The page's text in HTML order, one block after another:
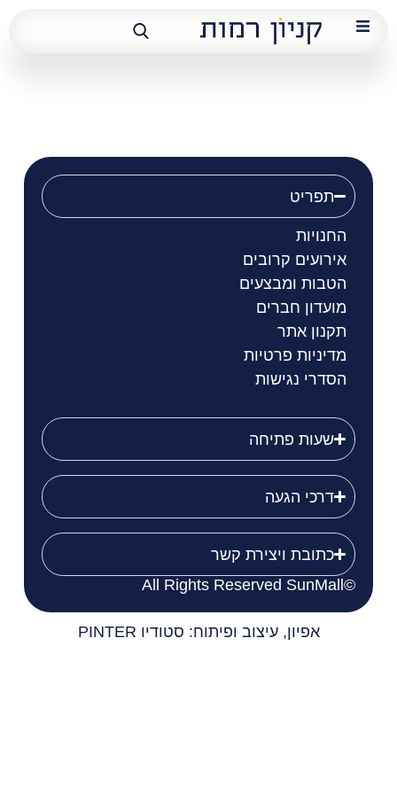
תפריט
החנויות
אירועים קרובים
הטבות ומבצעים
מועדון חברים
תקנון אתר
מדיניות פרטיות
הסדרי נגישות
שעות פתיחה
דרכי הגעה
כתובת ויצירת קשר
©All Rights Reserved SunMall
אפיון, עיצוב ופיתוח: סטודיו PINTER